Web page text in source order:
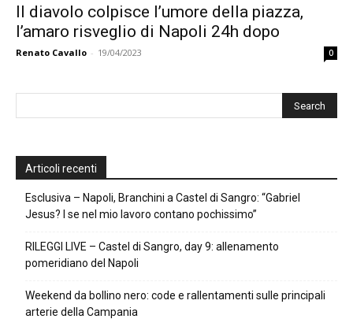
Il diavolo colpisce l’umore della piazza,
l’amaro risveglio di Napoli 24h dopo
Renato Cavallo - 19/04/2023 0
Articoli recenti
Esclusiva – Napoli, Branchini a Castel di Sangro: “Gabriel
Jesus? I se nel mio lavoro contano pochissimo”
RILEGGI LIVE – Castel di Sangro, day 9: allenamento
pomeridiano del Napoli
Weekend da bollino nero: code e rallentamenti sulle principali
arterie della Campania